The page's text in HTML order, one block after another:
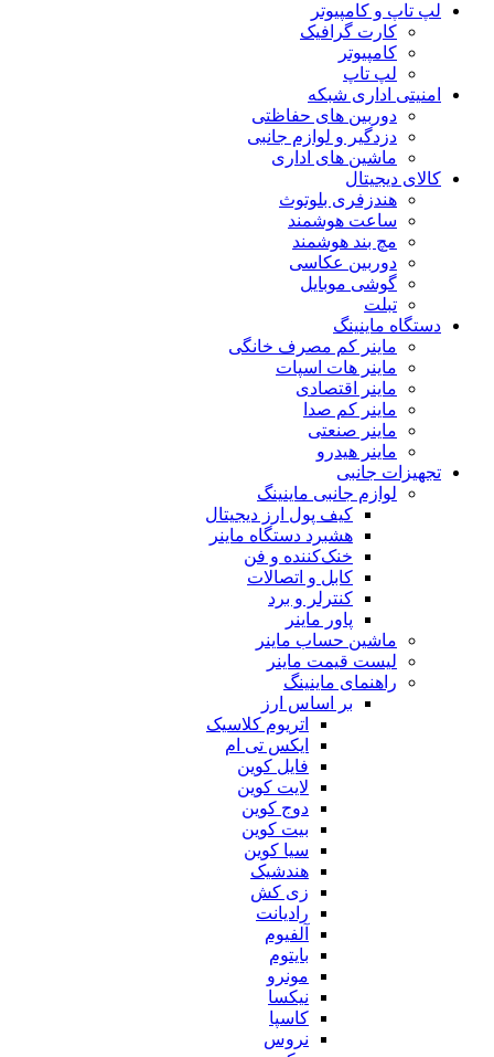
لپ تاپ و کامپیوتر
کارت گرافیک
کامپیوتر
لپ تاپ
امنیتی اداری شبکه
دوربین های حفاظتی
دزدگیر و لوازم جانبی
ماشین های اداری
کالای دیجیتال
هندزفری بلوتوث
ساعت هوشمند
مچ بند هوشمند
دوربین عکاسی
گوشی موبایل
تبلت
دستگاه ماینینگ
ماینر کم مصرف خانگی
ماینر هات اسپات
ماینر اقتصادی
ماینر کم‌ صدا
ماینر صنعتی
ماینر هیدرو
تجهیزات جانبی
لوازم جانبی ماینینگ
کیف پول ارز دیجیتال
هشبرد دستگاه ماینر
خنک‌کننده و فن
کابل و اتصالات
کنترلر و برد
پاور ماینر
ماشین حساب ماینر
لیست قیمت ماینر
راهنمای ماینینگ
بر اساس ارز
اتریوم کلاسیک
ایکس تی ام
فایل کوین
لایت کوین
دوج کوین
بیت کوین
سیا کوین
هندشیک
زی کش
رادیانت
آلفیوم
بایتوم
مونرو
نیکسا
کاسپا
نروس